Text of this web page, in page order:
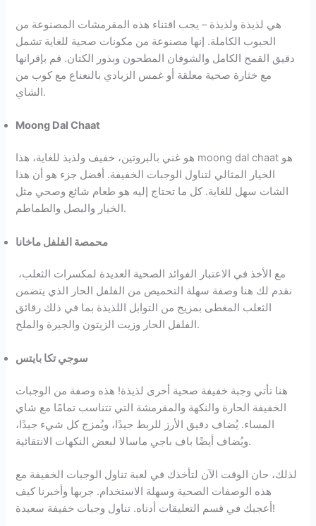
هي لذيذة ولذيذة – يجب اقتناء هذه المقرمشات المصنوعة من
الحبوب الكاملة. إنها مصنوعة من مكونات صحية للغاية تشمل
دقيق القمح الكامل والشوفان المطحون وبذور الكتان. قم بإقرانها
مع خثارة صحية معلقة أو غمس الزبادي بالنعناع مع كوب من
الشاي.
Moong Dal Chaat
هو غني بالبروتين، خفيف ولذيذ للغاية، هذا moong dal chaat هو
الخيار المثالي لتناول الوجبات الخفيفة. أفضل جزء هو أن هذا
الشات سهل للغاية. كل ما تحتاج إليه هو طعام شائع وصحي مثل
الخيار والبصل والطماطم.
محمصة الفلفل ماخانا
نقدم لك هنا وصفة سهلة التحميص من الفلفل الحار الذي يتضمن
الثعلب المغطى بمزيج من التوابل اللذيذة بما في ذلك رقائق
الفلفل الحار وزيت الزيتون والجيرة والملح.
سوجي تكا بايتس
هنا تأتي وجبة خفيفة صحية أخرى لذيذة! هذه وصفة من الوجبات
الخفيفة الحارة والنكهة والمقرمشة التي تتناسب تمامًا مع شاي
المساء. يُضاف دقيق الأرز للربط جيدًا، ويُمزج كل شيء جيدًا،
ويُضاف أيضًا باف باجي ماسالا لبعض النكهات الانتقائية.
لذلك، حان الوقت الآن لتأخذك في لعبة تناول الوجبات الخفيفة مع
هذه الوصفات الصحية وسهلة الاستخدام. جربها وأخبرنا كيف
أعجبك في قسم التعليقات أدناه. تناول وجبات خفيفة سعيدة!